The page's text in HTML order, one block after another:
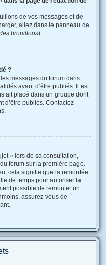
de vos messages et de
allez dans le panneau de
brouillons).
?
messages du forum dans
avant d’être publiés. Il est
ait placé dans un groupe dont
d’être publiés. Contactez
» lors de sa consultation,
forum sur la première page.
cela signifie que la remontée
de temps pour autoriser la
possible de remonter un
assurez-vous de